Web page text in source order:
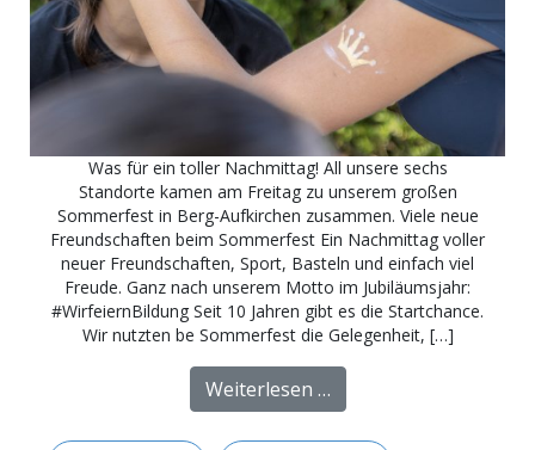
Was für ein toller Nachmittag! All unsere sechs
Standorte kamen am Freitag zu unserem großen
Sommerfest in Berg-Aufkirchen zusammen. Viele neue
Freundschaften beim Sommerfest Ein Nachmittag voller
neuer Freundschaften, Sport, Basteln und einfach viel
Freude. Ganz nach unserem Motto im Jubiläumsjahr:
#WirfeiernBildung Seit 10 Jahren gibt es die Startchance.
Wir nutzten be Sommerfest die Gelegenheit, […]
Weiterlesen …from Sommerfest mit